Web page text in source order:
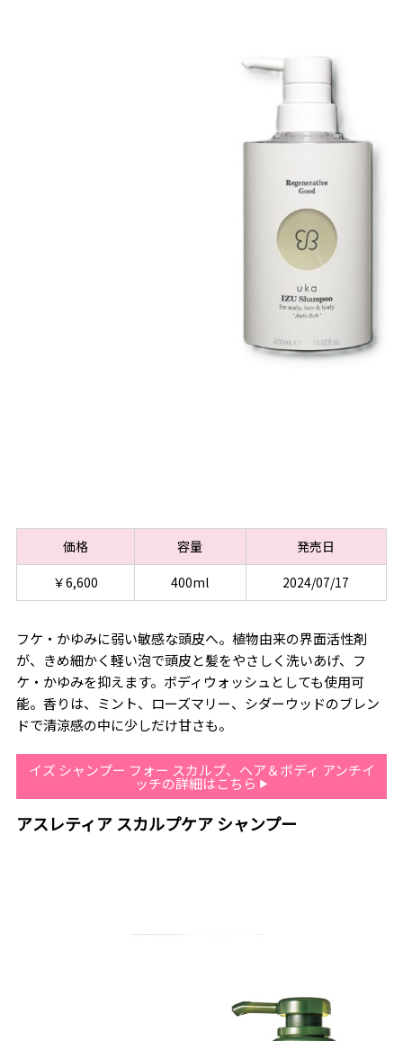
価格 容量
発売日
￥6,600
400ml 2024/07/17
フケ・かゆみに弱い敏感な頭皮へ。植物由来の界面活性剤
が、きめ細かく軽い泡で頭皮と髪をやさしく洗いあげ、フ
ケ・かゆみを抑えます。ボディウォッシュとしても使用可
能。香りは、ミント、ローズマリー、シダーウッドのブレン
ドで清涼感の中に少しだけ甘さも。
イズ シャンプー フォー スカルプ、ヘア＆ボディ アンチイ
ッチの詳細はこちら
アスレティア スカルプケア シャンプー